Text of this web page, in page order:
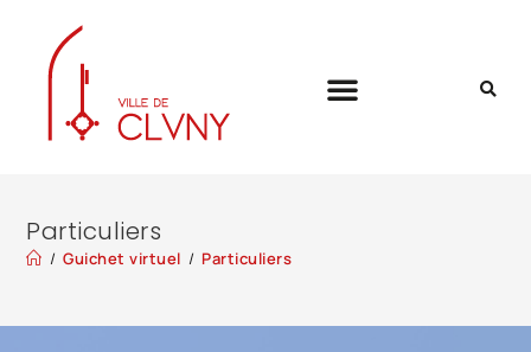
Particuliers
/ Guichet virtuel / Particuliers